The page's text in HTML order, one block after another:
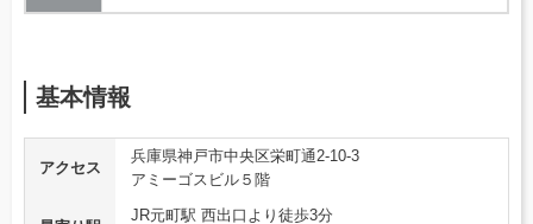
基本情報
アクセス
兵庫県神戸市中央区栄町通2-10-3
アミーゴスビル５階
JR元町駅 西出口より徒歩3分